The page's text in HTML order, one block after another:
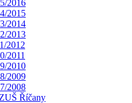
2016
2015
2014
2013
2012
2011
2010
2009
2008
Říčany